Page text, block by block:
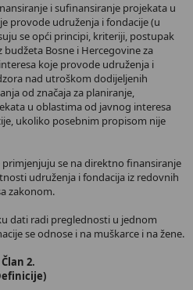
i sufinansiranje projekata u
provode udruženja i fondacije (u
se opći principi, kriteriji, postupak
Bosne i Hercegovine za
koje provode udruženja i
nad utroškom dodijeljenih
od značaja za planiranje,
u oblastima od javnog interesa
ukoliko posebnim propisom nije
se na direktno finansiranje
udruženja i fondacija iz redovnih
zakonom.
dati radi preglednosti u jednom
se odnose i na muškarce i na žene.
Član 2.